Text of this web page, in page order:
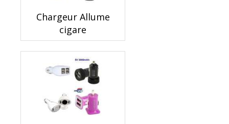
Chargeur Allume
cigare